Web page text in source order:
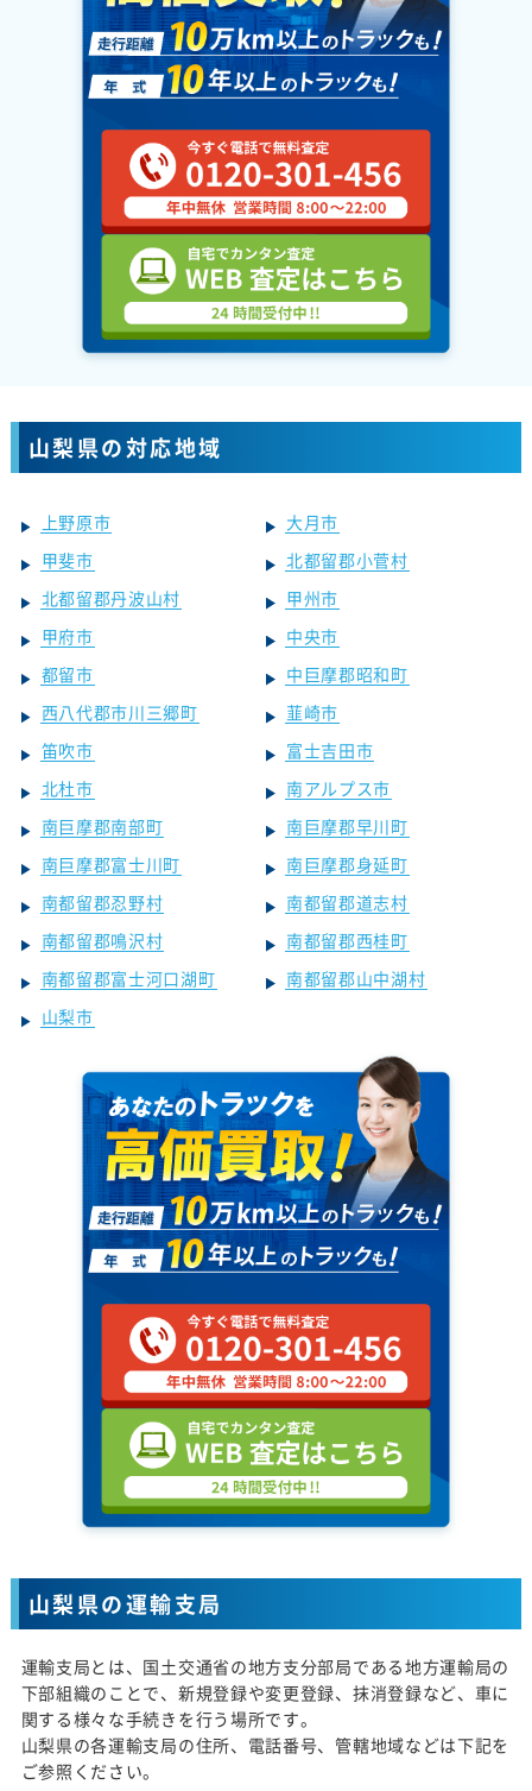
山梨県の対応地域
上野原市
大月市
甲斐市
北都留郡小菅村
北都留郡丹波山村
甲州市
甲府市
中央市
都留市
中巨摩郡昭和町
西八代郡市川三郷町
韮崎市
笛吹市
富士吉田市
北杜市
南アルプス市
南巨摩郡南部町
南巨摩郡早川町
南巨摩郡富士川町
南巨摩郡身延町
南都留郡忍野村
南都留郡道志村
南都留郡鳴沢村
南都留郡西桂町
南都留郡富士河口湖町
南都留郡山中湖村
山梨市
山梨県の運輸支局
運輸支局とは、国土交通省の地方支分部局である地方運輸局の
下部組織のことで、新規登録や変更登録、抹消登録など、車に
関する様々な手続きを行う場所です。
山梨県の各運輸支局の住所、電話番号、管轄地域などは下記を
ご参照ください。